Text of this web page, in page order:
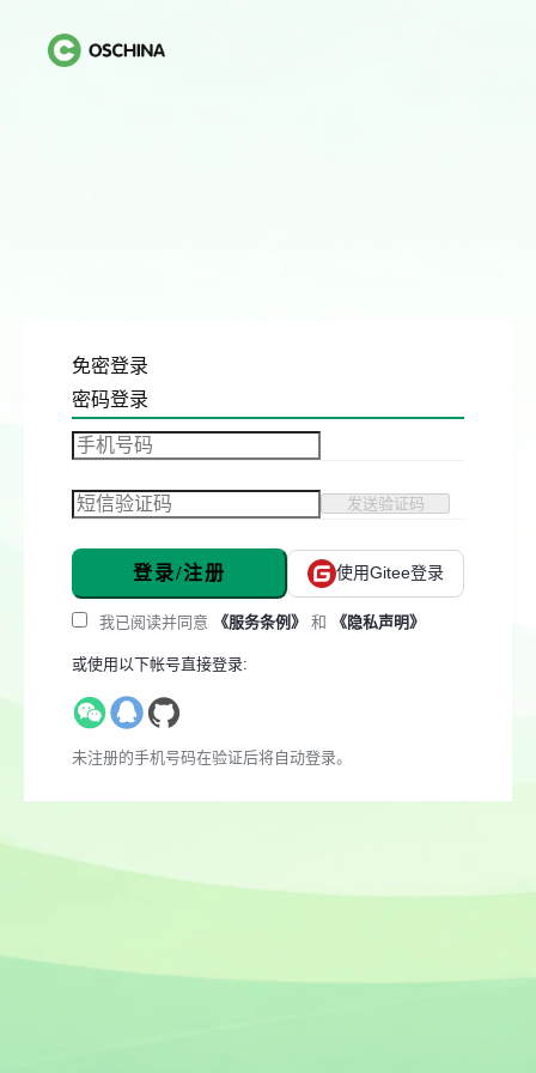
免密登录
密码登录
发送验证码
登录/注册 使用Gitee登录
我已阅读并同意 《服务条例》 和 《隐私声明》
或使用以下帐号直接登录:
未注册的手机号码在验证后将自动登录。